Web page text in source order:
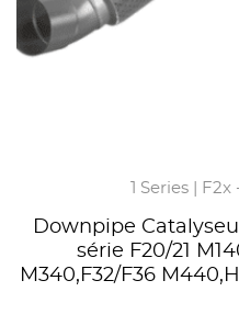
1 Series | F2x
Downpipe
série F20/21
M340,F32/F36